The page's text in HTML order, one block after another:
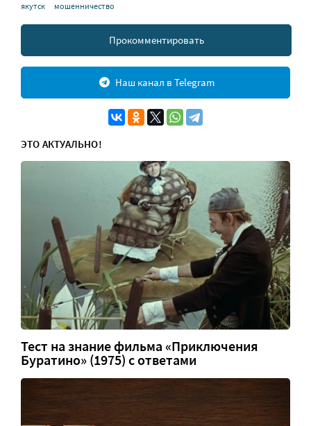
якутск мошенничество
Прокомментировать
Наш канал в Telegram
ЭТО АКТУАЛЬНО!
Тест на знание фильма «Приключения
Буратино» (1975) с ответами